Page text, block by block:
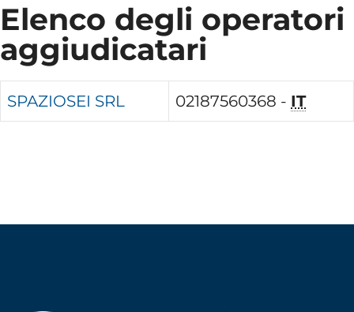
Elenco degli operatori
aggiudicatari
SPAZIOSEI SRL 02187560368 - IT